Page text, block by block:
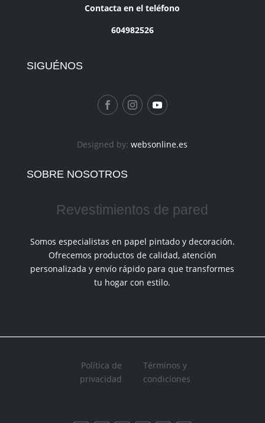
Contacta en el teléfono
604982526
SIGUÉNOS
Designed by:websonline.es
SOBRE NOSOTROS
Revestimientos de pared
Somos especialistas en papel pintado y decoración.
Ofrecemos productos de calidad, atención
personalizada y envío rápido para que transformes
tu hogar con estilo.
Política de
privacidad
Términos y
condiciones